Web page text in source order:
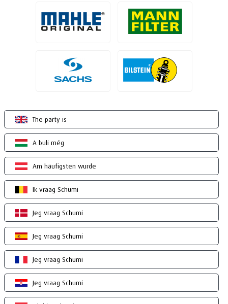
The party is
A buli még
Am häufigsten wurde
Ik vraag Schumi
Jeg vraag Schumi
Jeg vraag Schumi
Jeg vraag Schumi
Jeg vraag Schumi